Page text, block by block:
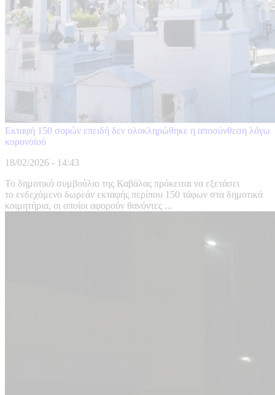
Εκταφή 150 σορών επειδή δεν ολοκληρώθηκε η αποσύνθεση λόγω
κορονοϊού
18/02/2026 - 14:43
Το δημοτικό συμβούλιο της Καβάλας πρόκειται να εξετάσει
το ενδεχόμενο δωρεάν εκταφής περίπου 150 τάφων στα δημοτικά
κοιμητήρια, οι οποίοι αφορούν θανόντες ...